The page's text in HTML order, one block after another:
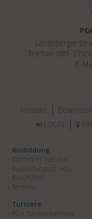
Landsberger
Telefon: 089-
E-
Navigation überspringen
Kontakt
LOGIN
Navigation überspringen
Ausbildung
Golflehrer werden
Ausbildungsstruktur
Berufsfeld
Termine
Turniere
PGA Turnierkalender